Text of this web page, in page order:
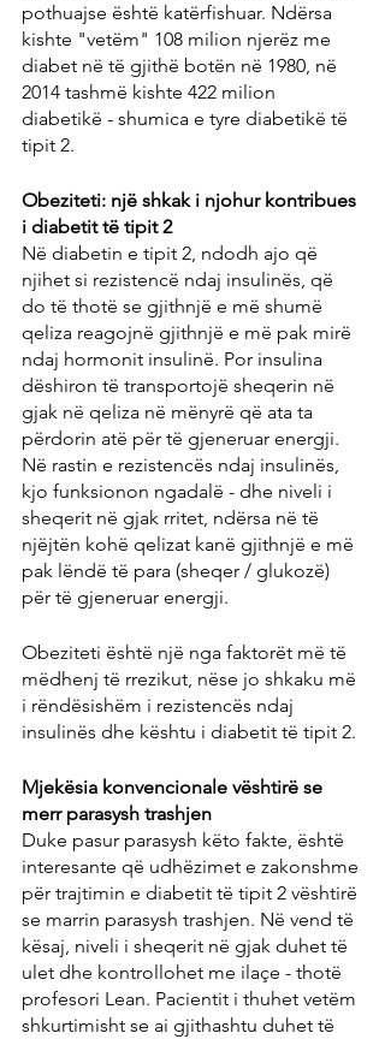
pothuajse është katërfishuar. Ndërsa
kishte "vetëm" 108 milion njerëz me
diabet në të gjithë botën në 1980, në
2014 tashmë kishte 422 milion
diabetikë - shumica e tyre diabetikë të
tipit 2.
Obeziteti: një shkak i njohur kontribues
i diabetit të tipit 2
Në diabetin e tipit 2, ndodh ajo që
njihet si rezistencë ndaj insulinës, që
do të thotë se gjithnjë e më shumë
qeliza reagojnë gjithnjë e më pak mirë
ndaj hormonit insulinë. Por insulina
dëshiron të transportojë sheqerin në
gjak në qeliza në mënyrë që ata ta
përdorin atë për të gjeneruar energji.
Në rastin e rezistencës ndaj insulinës,
kjo funksionon ngadalë - dhe niveli i
sheqerit në gjak rritet, ndërsa në të
njëjtën kohë qelizat kanë gjithnjë e më
pak lëndë të para (sheqer / glukozë)
për të gjeneruar energji.
Obeziteti është një nga faktorët më të
mëdhenj të rrezikut, nëse jo shkaku më
i rëndësishëm i rezistencës ndaj
insulinës dhe kështu i diabetit të tipit 2.
Mjekësia konvencionale vështirë se
merr parasysh trashjen
Duke pasur parasysh këto fakte, është
interesante që udhëzimet e zakonshme
për trajtimin e diabetit të tipit 2 vështirë
se marrin parasysh trashjen. Në vend të
kësaj, niveli i sheqerit në gjak duhet të
ulet dhe kontrollohet me ilaçe - thotë
profesori Lean. Pacientit i thuhet vetëm
shkurtimisht se ai gjithashtu duhet të